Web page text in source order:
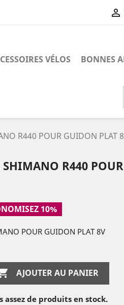

VÉLOS BONNES
R440 POUR GUIDON PLAT
SHIMANO R440
10%
POUR GUIDON PLAT 8V
AJOUTER AU PANIER
assez de produits en stock.